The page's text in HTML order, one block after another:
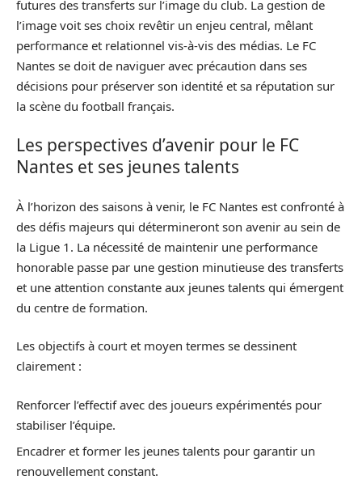
futures des transferts sur l’image du club. La gestion de
l’image voit ses choix revêtir un enjeu central, mêlant
performance et relationnel vis-à-vis des médias. Le FC
Nantes se doit de naviguer avec précaution dans ses
décisions pour préserver son identité et sa réputation sur
la scène du football français.
Les perspectives d’avenir pour le FC
Nantes et ses jeunes talents
À l’horizon des saisons à venir, le FC Nantes est confronté à
des défis majeurs qui détermineront son avenir au sein de
la Ligue 1. La nécessité de maintenir une performance
honorable passe par une gestion minutieuse des transferts
et une attention constante aux jeunes talents qui émergent
du centre de formation.
Les objectifs à court et moyen termes se dessinent
clairement :
Renforcer l’effectif avec des joueurs expérimentés pour
stabiliser l’équipe.
Encadrer et former les jeunes talents pour garantir un
renouvellement constant.